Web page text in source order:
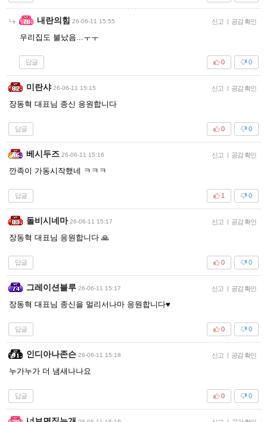
내란의힘 26-06-11 15:55 신고 | 공감 확인
우리집도 불났음...ㅜㅜ
답글 0
0
미란샤 26-06-11 15:15 신고 | 공감 확인
장동혁 대표님 종신 응원합니다
답글 0
0
베시두즈 26-06-11 15:16 신고 | 공감 확인
깐족이 가동시작했네 ㅋㅋㅋ
답글 0
1
돌비시네마 26-06-11 15:17 신고 | 공감 확인
장동혁 대표님 응원합니다 🙏
답글 0
0
그레이션블루 26-06-11 15:17 신고 | 공감 확인
장동혁 대표님 종신을 멀리서나마 응원합니다♥
답글 0
0
인디아나존슨 26-06-11 15:18 신고 | 공감 확인
누가누가 더 냄새나나요
답글 0
0